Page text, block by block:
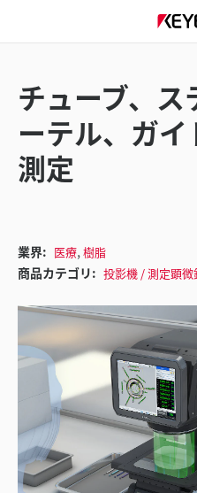
チューブ、ス
ーテル、ガ
測定
業界: 医療, 樹脂
商品カテゴリ: 投影機 / 測定顕微